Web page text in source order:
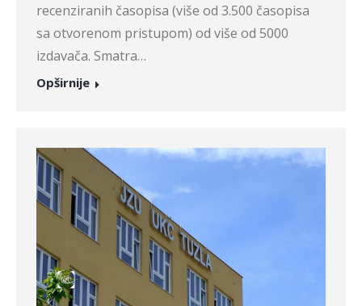
recenziranih časopisa (više od 3.500 časopisa
sa otvorenom pristupom) od više od 5000
izdavača. Smatra…
Opširnije